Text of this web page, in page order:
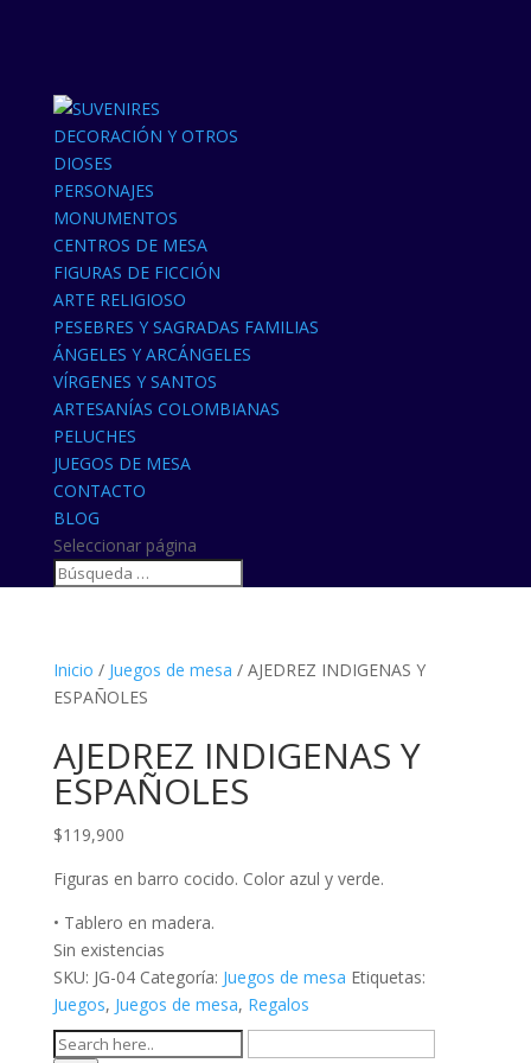
DECORACIÓN Y OTROS
DIOSES
PERSONAJES
MONUMENTOS
CENTROS DE MESA
FIGURAS DE FICCIÓN
ARTE RELIGIOSO
PESEBRES Y SAGRADAS FAMILIAS
ÁNGELES Y ARCÁNGELES
VÍRGENES Y SANTOS
ARTESANÍAS COLOMBIANAS
PELUCHES
JUEGOS DE MESA
CONTACTO
BLOG
Seleccionar página
Inicio / Juegos de mesa / AJEDREZ INDIGENAS Y
ESPAÑOLES
AJEDREZ INDIGENAS Y
ESPAÑOLES
$119,900
Figuras en barro cocido. Color azul y verde.
• Tablero en madera.
Sin existencias
SKU: JG-04 Categoría: Juegos de mesa Etiquetas:
Juegos, Juegos de mesa, Regalos